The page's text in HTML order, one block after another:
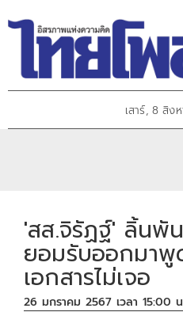
เสาร์, 8 สิง
'สส.จิรัฏฐ์' ลิ้นพั
ยอมรับออกมาพู
เอกสารไม่เจอ
26 มกราคม 2567 เวลา 15:00